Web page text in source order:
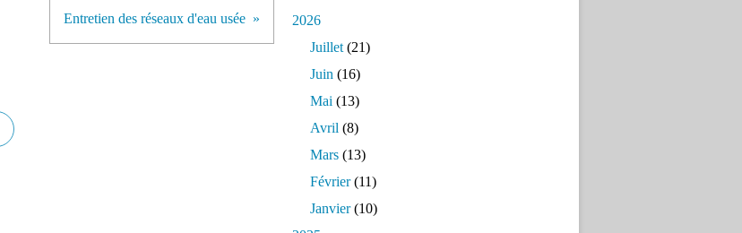
Entretien des réseaux d'eau usée
2026
Juillet (21)
Juin (16)
Mai (13)
Avril (8)
Mars (13)
Février(11)
Janvier(10)